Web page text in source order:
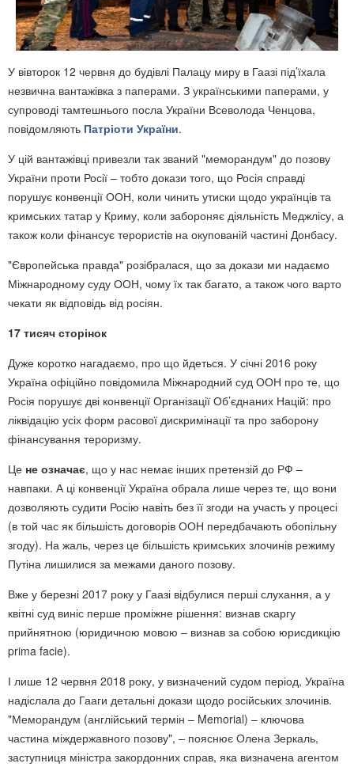
У вівторок 12 червня до будівлі Палацу миру в Гаазі під’їхала
незвична вантажівка з паперами. З українськими паперами, у
супроводі тамтешнього посла України Всеволода Ченцова,
повідомляють Патріоти України.
У цій вантажівці привезли так званий "меморандум" до позову
України проти Росії – тобто докази того, що Росія справді
порушує конвенції ООН, коли чинить утиски щодо українців та
кримських татар у Криму, коли забороняє діяльність Меджлісу, а
також коли фінансує терористів на окупованій частині Донбасу.
"Європейська правда" розібралася, що за докази ми надаємо
Міжнародному суду ООН, чому їх так багато, а також чого варто
чекати як відповідь від росіян.
17 тисяч сторінок
Дуже коротко нагадаємо, про що йдеться. У січні 2016 року
Україна офіційно повідомила Міжнародний суд ООН про те, що
Росія порушує дві конвенції Організації Об’єднаних Націй: про
ліквідацію усіх форм расової дискримінації та про заборону
фінансування тероризму.
Це не означає, що у нас немає інших претензій до РФ –
навпаки. А ці конвенції Україна обрала лише через те, що вони
дозволяють судити Росію навіть без її згоди на участь у процесі
(в той час як більшість договорів ООН передбачають обопільну
згоду). На жаль, через це більшість кримських злочинів режиму
Путіна лишилися за межами даного позову.
Вже у березні 2017 року у Гаазі відбулися перші слухання, а у
квітні суд виніс перше проміжне рішення: визнав скаргу
прийнятною (юридичною мовою – визнав за собою юрисдикцію
prima facie).
І лише 12 червня 2018 року, у визначений судом період, Україна
надіслала до Гааги детальні докази щодо російських злочинів.
"Меморандум (англійський термін – Memorial) – ключова
частина міждержавного позову", – пояснює Олена Зеркаль,
заступниця міністра закордонних справ, яка визначена агентом